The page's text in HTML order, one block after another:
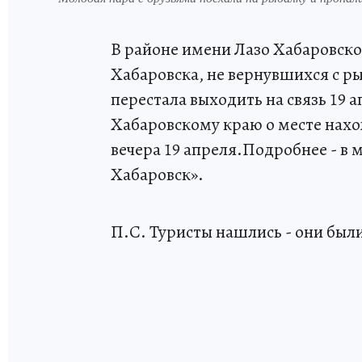
В районе имени Лазо
Хабаровска, не вернувшихся с
перестала выходить на связь
Хабаровскому краю о месте
вечера 19 апреля.Подробнее - в
Хабаровск».
П.С. Туристы нашлись - они были